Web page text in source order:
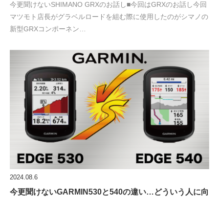
今更聞けないSHIMANO GRXのお話し■今回はGRXのお話し今回
マツモト店長がグラベルロードを組む際に使用したのがシマノの
新型GRXコンポーネン…
2024.08.6
今更聞けないGARMIN530と540の違い…どういう人に向